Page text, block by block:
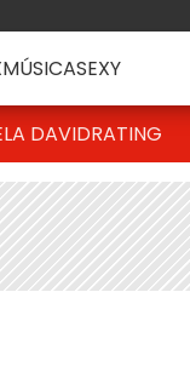
MÚSICASEXY
DAVIDRATING